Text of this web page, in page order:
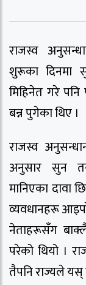
राजस्व
शुरूका दिनमा
मिहिनेत गरे
बन्न पुगेका थिए ।
राजस्व
अनुसार सुन
मानिएका दावा
व्यवधानहरू
नेताहरूसँग
परेको थियो ।
तैपनि राज्यले